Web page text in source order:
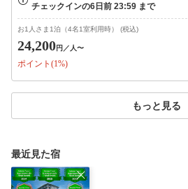
お1人さま1泊（4名1室利用時） (税込)
24,200円 ／人〜
ポイント(1%)
もっと見る
最近見た宿